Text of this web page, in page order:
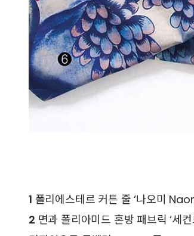
1 폴리에스테르 커튼 줄 ‘나오미
2 면과 폴리아미드 혼방 패브릭 ‘